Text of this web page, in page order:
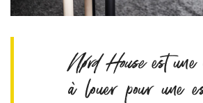
Nørd Houseest une
à louer pour une